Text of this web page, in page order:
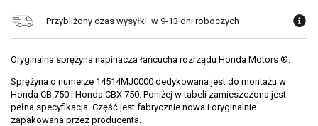
Przybliżony czas wysyłki: w 9-13 dni roboczych
Oryginalna sprężyna napinacza łańcucha rozrządu Honda Motors ®.
Sprężyna o numerze 14514MJ0000 dedykowana jest do montażu w
Honda CB 750 i Honda CBX 750. Poniżej w tabeli zamieszczona jest
pełna specyfikacja. Część jest fabrycznie nowa i oryginalnie
zapakowana przez producenta.